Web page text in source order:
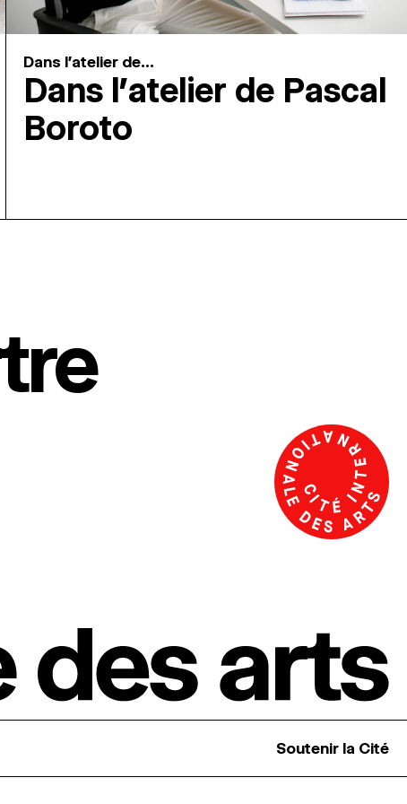
Dans l'atelier de...
Dans l’atelier de Pascal
Boroto
Soutenir la Cité